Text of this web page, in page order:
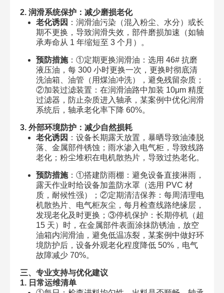
2. 润滑系统保护：减少磨损老化
老化诱因 ：润滑油污染（混入粉尘、水分）或长
期不更换，导致润滑失效，部件磨损加速（如轴
承寿命从 1 年缩短至 3 个月）。
预防措施：①定期更换润滑油：选用 46# 抗磨
液压油，每 300 小时更换一次，更换时彻底清
洗油箱、油管（用煤油冲洗），避免残留杂质；
②加装过滤装置：在润滑油路中加装 10μm 精度
过滤器，防止杂质进入轴承，某案例中优化润滑
系统后，轴承老化率下降 60%。
3. 外部环境防护：减少自然损耗
老化诱因 ：设备长期露天放置，暴晒导致油漆脱
落、金属部件锈蚀；雨水渗入电气柜，导致线路
老化；粉尘堆积在电机散热片，导致过热老化。
预防措施：①搭建防雨棚：避免设备直接淋雨，
露天作业时给设备加盖防水罩（选用 PVC 材
质，耐候性强）；②定期清洁保养：每周清理电
机散热片、电气柜灰尘，每月检查线路绝缘层，
发现老化及时更换；③停机保护：长期停机（超
15 天）时，在金属部件表面涂抹防锈油，放空
油箱内润滑油，避免低温冻裂，某案例中做好环
境防护后，设备外观老化程度降低 50%，电气
故障减少 70%。
三、专业支持与优化建议
1. 日常运维清单